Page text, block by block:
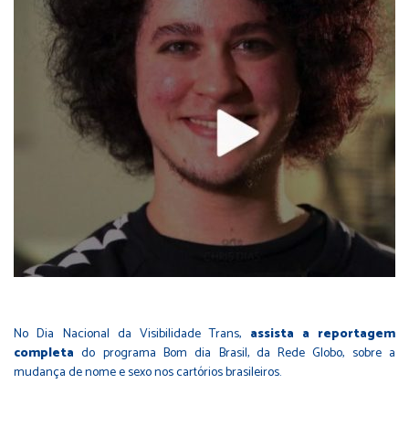
No Dia Nacional da Visibilidade Trans, assista a reportagem
completa do programa Bom dia Brasil, da Rede Globo, sobre a
mudança de nome e sexo nos cartórios brasileiros.